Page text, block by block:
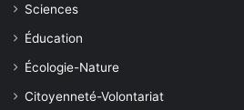
Sciences
Éducation
Écologie-Nature
Citoyenneté-Volontariat